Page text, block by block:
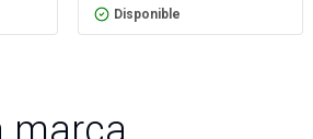
Disponible
marca